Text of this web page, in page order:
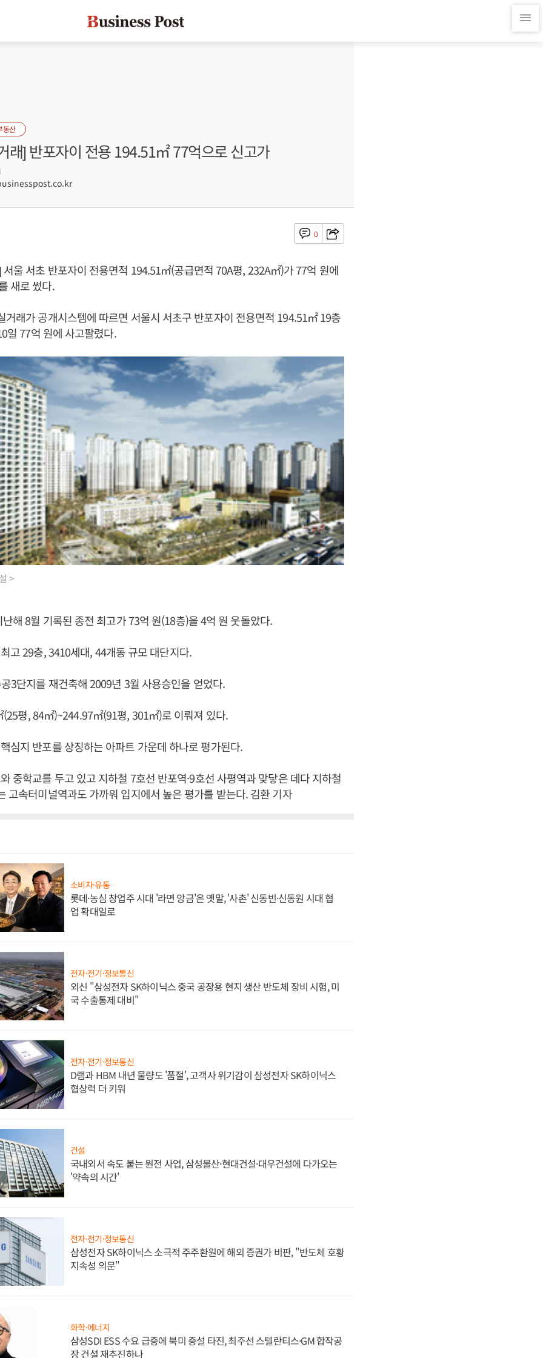
동산
래] 반포자이 전용 194.51㎡ 77억으로 신고가
0
울 서초 반포자이 전용면적 194.51㎡(공급면적 70A평, 232A㎡)가 77억 원에
새로 썼다.
거래가 공개시스템에 따르면 서울시 서초구 반포자이 전용면적 194.51㎡ 19층
일 77억 원에 사고팔렸다.
>
해 8월 기록된 종전 최고가 73억 원(18층)을 4억 원 웃돌았다.
고 29층, 3410세대, 44개동 규모 대단지다.
3단지를 재건축해 2009년 3월 사용승인을 얻었다.
평, 84㎡)~244.97㎡(91평, 301㎡)로 이뤄져 있다.
심지 반포를 상징하는 아파트 가운데 하나로 평가된다.
중학교를 두고 있고 지하철 7호선 반포역·9호선 사평역과 맞닿은 데다 지하철
고속터미널역과도 가까워 입지에서 높은 평가를 받는다. 김환 기자
소비자·유통
롯데·농심 창업주 시대 '라면 앙금'은 옛말, '사촌' 신동빈·신동원 시대 협
업 확대일로
전자·전기·정보통신
외신 "삼성전자 SK하이닉스 중국 공장용 현지 생산 반도체 장비 시험, 미
국 수출통제 대비"
전자·전기·정보통신
D램과 HBM 내년 물량도 '품절', 고객사 위기감이 삼성전자 SK하이닉스
협상력 더 키워
건설
국내외서 속도 붙는 원전 사업, 삼성물산·현대건설·대우건설에 다가오는
'약속의 시간'
전자·전기·정보통신
삼성전자 SK하이닉스 소극적 주주환원에 해외 증권가 비판, "반도체 호황
지속성 의문"
화학·에너지
삼성SDI ESS 수요 급증에 북미 증설 타진, 최주선 스텔란티스·GM 합작공
장 건설 재추진하나